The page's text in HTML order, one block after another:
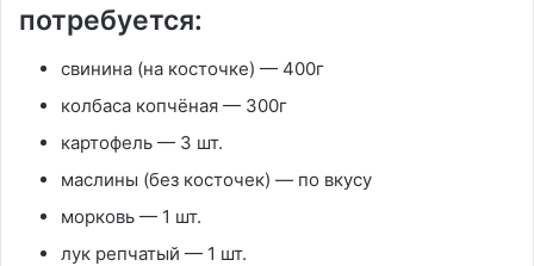
потребуется:
свинина (на косточке) — 400г
колбаса копчёная — 300г
картофель — 3 шт.
маслины (без косточек) — по вкусу
морковь — 1 шт.
лук репчатый — 1 шт.